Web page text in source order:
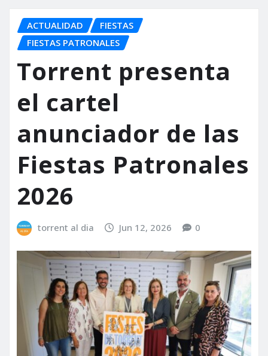
ACTUALIDAD
FIESTAS
FIESTAS PATRONALES
Torrent presenta
el cartel
anunciador de las
Fiestas Patronales
2026
torrent al dia Jun 12, 2026 0